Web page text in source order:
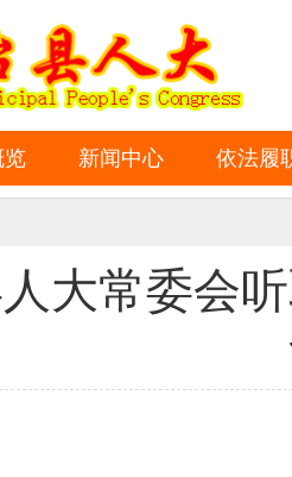
览 新闻中心 依法履
大常委会